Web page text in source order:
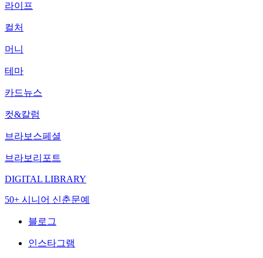
라이프
컬처
머니
테마
카드뉴스
컷&칼럼
브라보스페셜
브라보리포트
DIGITAL LIBRARY
50+ 시니어 신춘문예
블로그
인스타그램